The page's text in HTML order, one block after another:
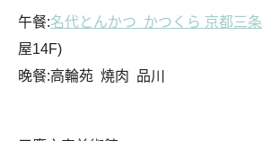
午餐:名代とんかつ かつくら 京都三条
屋14F)
晚餐:高輪苑 燒肉 品川